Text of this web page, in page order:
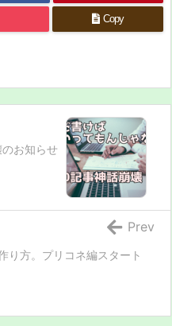
Copy
お知らせ
り方。プリコネ編スタート
Prev